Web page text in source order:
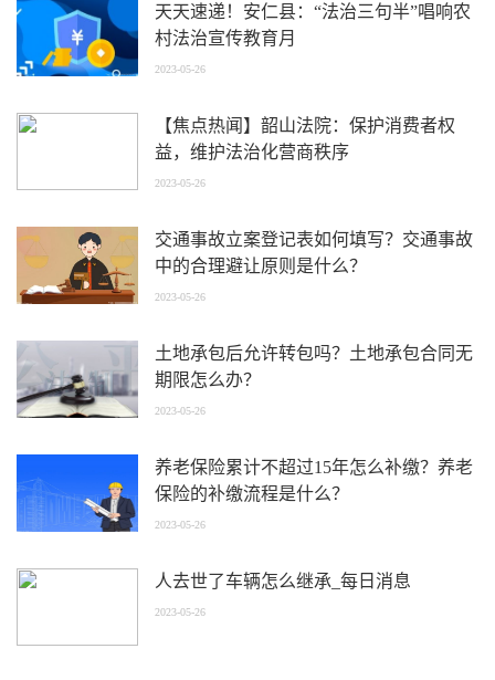
天天速递！安仁县：“法治三句半”唱响农
村法治宣传教育月
2023-05-26
【焦点热闻】韶山法院：保护消费者权
益，维护法治化营商秩序
2023-05-26
交通事故立案登记表如何填写？交通事故
中的合理避让原则是什么？
2023-05-26
土地承包后允许转包吗？土地承包合同无
期限怎么办？
2023-05-26
养老保险累计不超过15年怎么补缴？养老
保险的补缴流程是什么？
2023-05-26
人去世了车辆怎么继承_每日消息
2023-05-26